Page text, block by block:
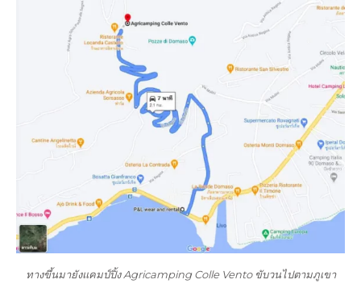
ทางขึ้นมายังแคมป์ปิ้ง Agricamping Colle Vento ขับวนไปตามภูเขา